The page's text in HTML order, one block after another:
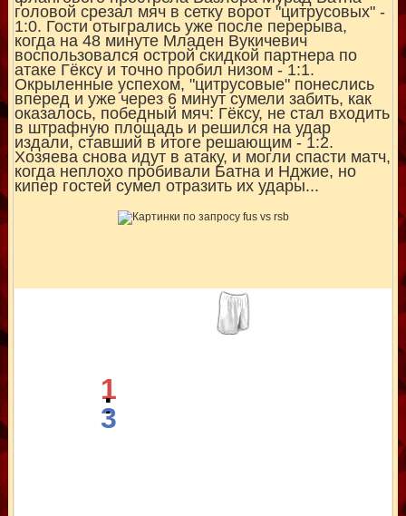
головой срезал мяч в сетку ворот "цитрусовых" -
1:0. Гости отыгрались уже после перерыва,
когда на 48 минуте Младен Вукичевич
воспользовался острой скидкой партнера по
атаке Гёксу и точно пробил низом - 1:1.
Окрыленные успехом, "цитрусовые" понеслись
вперед и уже через 6 минут сумели забить, как
оказалось, победный мяч: Гёксу, не стал входить
в штрафную площадь и решился на удар
издали, ставший в итоге решающим - 1:2.
Хозяева снова идут в атаку, и могли спасти матч,
когда неплохо пробивали Батна и Нджие, но
кипер гостей сумел отразить их удары...
1
:
3